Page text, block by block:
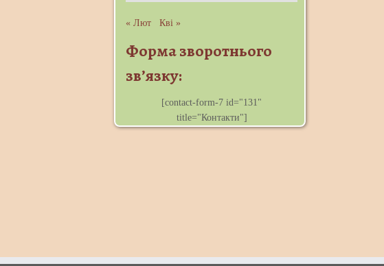
« Лют Кві »
Форма зворотнього
зв’язку:
[contact-form-7 id="131"
title="Контакти"]